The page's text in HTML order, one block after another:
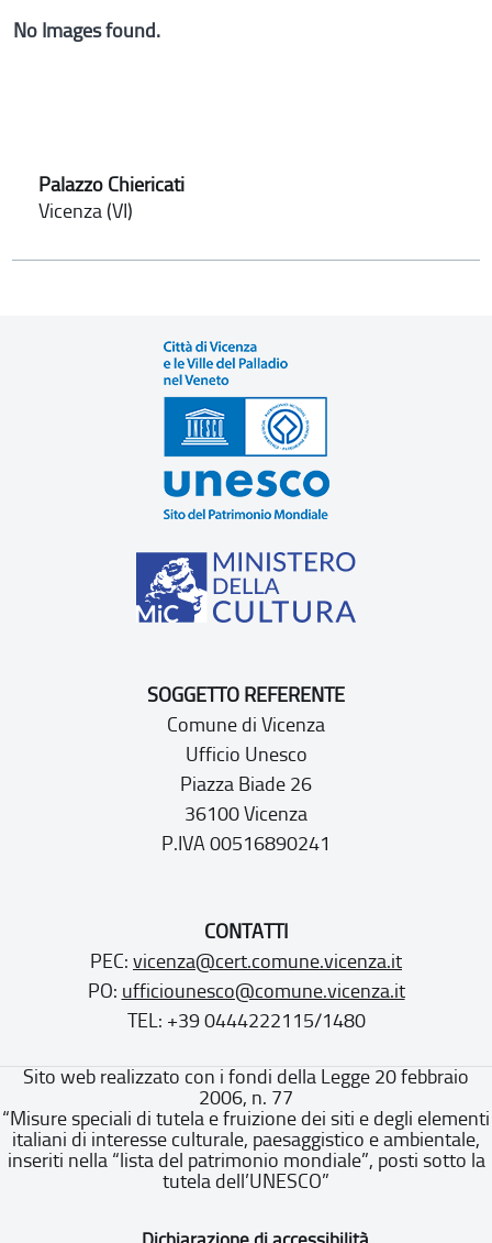
No Images found.
Palazzo Chiericati
Vicenza (VI)
SOGGETTO REFERENTE
Comune di Vicenza
Ufficio Unesco
Piazza Biade 26
36100 Vicenza
P.IVA 00516890241
CONTATTI
PEC: vicenza@cert.comune.vicenza.it
PO: ufficiounesco@comune.vicenza.it
TEL: +39 0444222115/1480
Sito web realizzato con i fondi della Legge 20 febbraio
2006, n. 77
“Misure speciali di tutela e fruizione dei siti e degli elementi
italiani di interesse culturale, paesaggistico e ambientale,
inseriti nella “lista del patrimonio mondiale”, posti sotto la
tutela dell’UNESCO”